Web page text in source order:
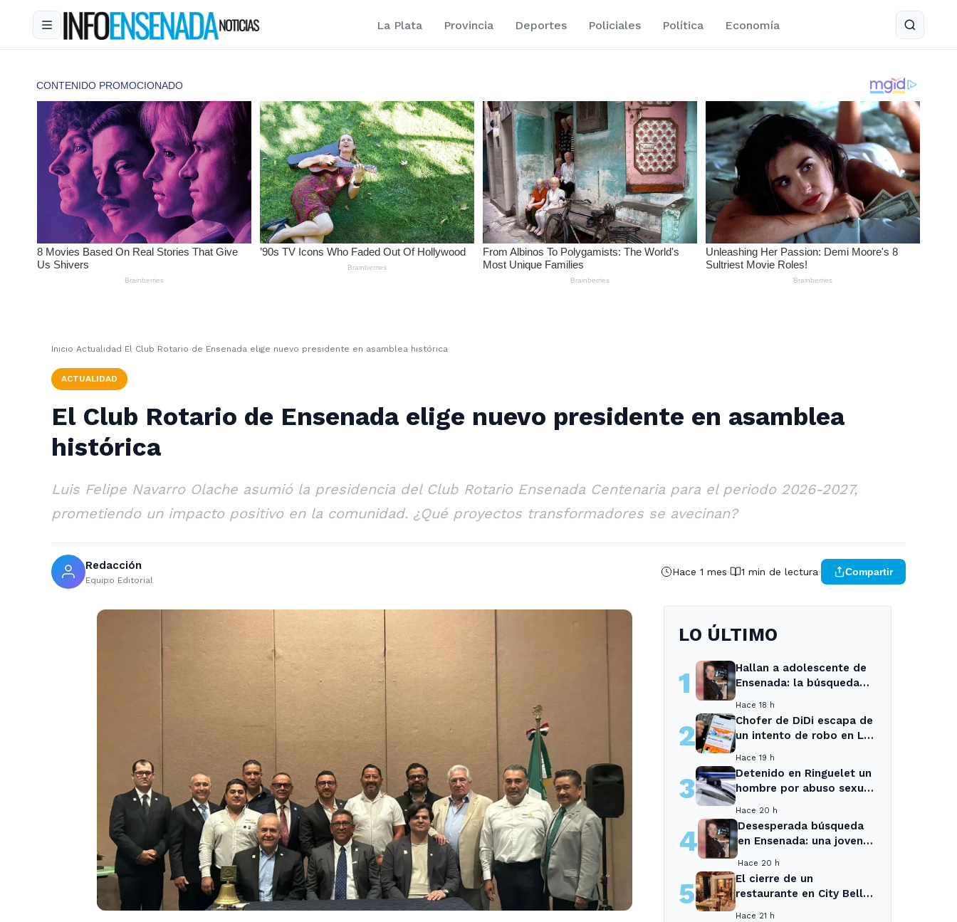
La Plata Provincia Deportes Policiales Política Economía
Inicio ›Actualidad ›El Club Rotario de Ensenada elige nuevo presidente en asamblea histórica
ACTUALIDAD
El Club Rotario de Ensenada elige nuevo presidente en asamblea
histórica
Luis Felipe Navarro Olache asumió la presidencia del Club Rotario Ensenada Centenaria para el periodo 2026-2027,
prometiendo un impacto positivo en la comunidad. ¿Qué proyectos transformadores se avecinan?
Redacción
Equipo Editorial
Hace 1 mes 1 min de lectura Compartir
LO ÚLTIMO
1
Hallan a adolescente de
Ensenada: la búsqueda
Hace 18 h
2
Chofer de DiDi escapa de
un intento de robo en La
Hace 19 h
3
Detenido en Ringuelet un
hombre por abuso sexual
Hace 20 h
4
Desesperada búsqueda
en Ensenada: una joven
Hace 20 h
5
El cierre de un
restaurante en City Bell
Hace 21 h